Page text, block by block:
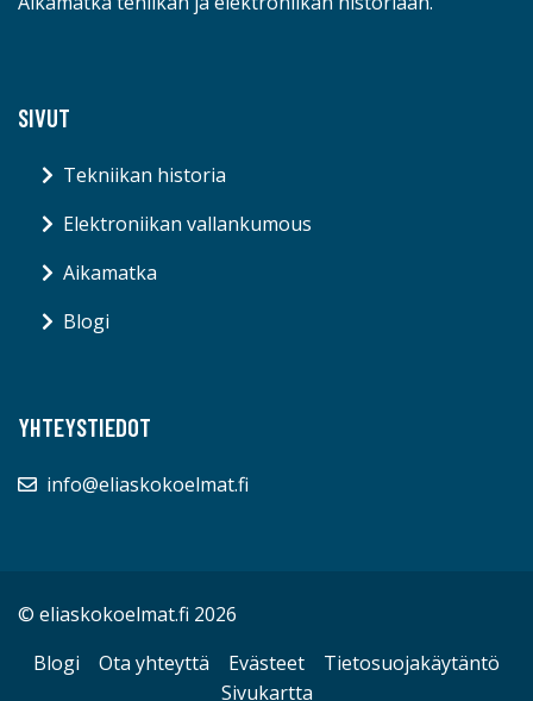
SIVUT
Tekniikan historia
Elektroniikan vallankumous
Aikamatka
Blogi
YHTEYSTIEDOT
info@eliaskokoelmat.fi
© eliaskokoelmat.fi 2026
Blogi
Ota yhteyttä Evästeet
Tietosuojakäytäntö
Sivukartta